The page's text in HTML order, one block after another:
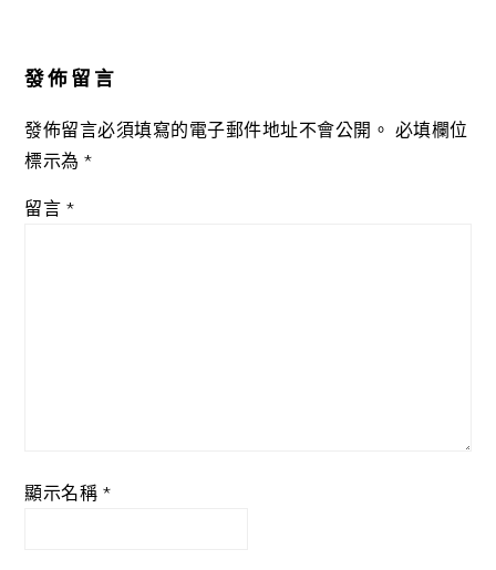
發佈留言
發佈留言必須填寫的電子郵件地址不會公開。 必填欄位
標示為*
留言 *
顯示名稱 *